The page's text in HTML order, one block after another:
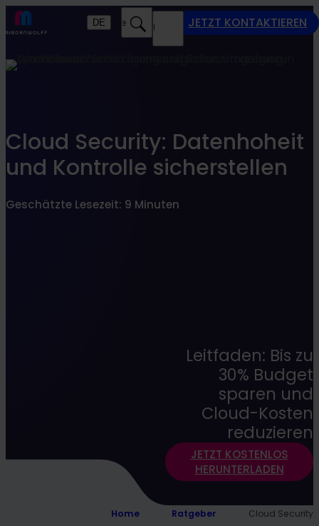
MENU JETZT KONTAKTIEREN
DESuche
Cloud Security: Datenhoheit
und Kontrolle sicherstellen
Geschätzte Lesezeit: 9 Minuten
Leitfaden: Bis zu
30% Budget
sparen und
Cloud-Kosten
reduzieren
JETZT KOSTENLOS
HERUNTERLADEN
Home Ratgeber Cloud Security
Finden Sie, was zu Ihnen passt